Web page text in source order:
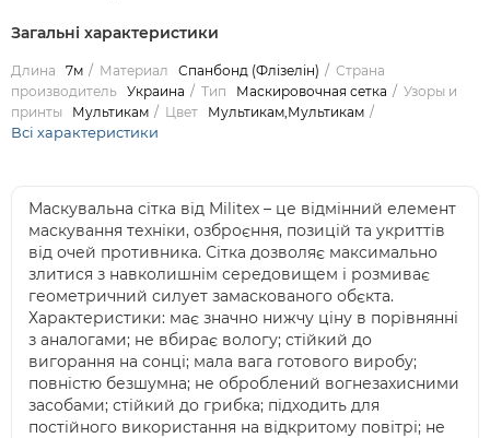
Загальні характеристики
Длина 7м Материал Спанбонд (Флізелін)
Страна
производитель Украина Тип Маскировочная сетка
Узоры и
принты
Мультикам Цвет Мультикам,Мультикам
Всі характеристики
Маскувальна сітка від Militex – це відмінний елемент
маскування техніки, озброєння, позицій та укриттів
від очей противника. Сітка дозволяє максимально
злитися з навколишнім середовищем і розмиває
геометричний силует замаскованого обєкта.
Характеристики: має значно нижчу ціну в порівнянні
з аналогами; не вбирає вологу; стійкий до
вигорання на сонці; мала вага готового виробу;
повністю безшумна; не оброблений вогнезахисними
засобами; стійкий до грибка; підходить для
постійного використання на відкритому повітрі; не